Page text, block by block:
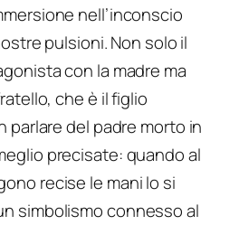
nell’inconscio
pulsioni. Non solo il
con la madre ma
che è il figlio
parlare del padre morto in
precisate: quando al
recise le mani lo si
simbolismo connesso al